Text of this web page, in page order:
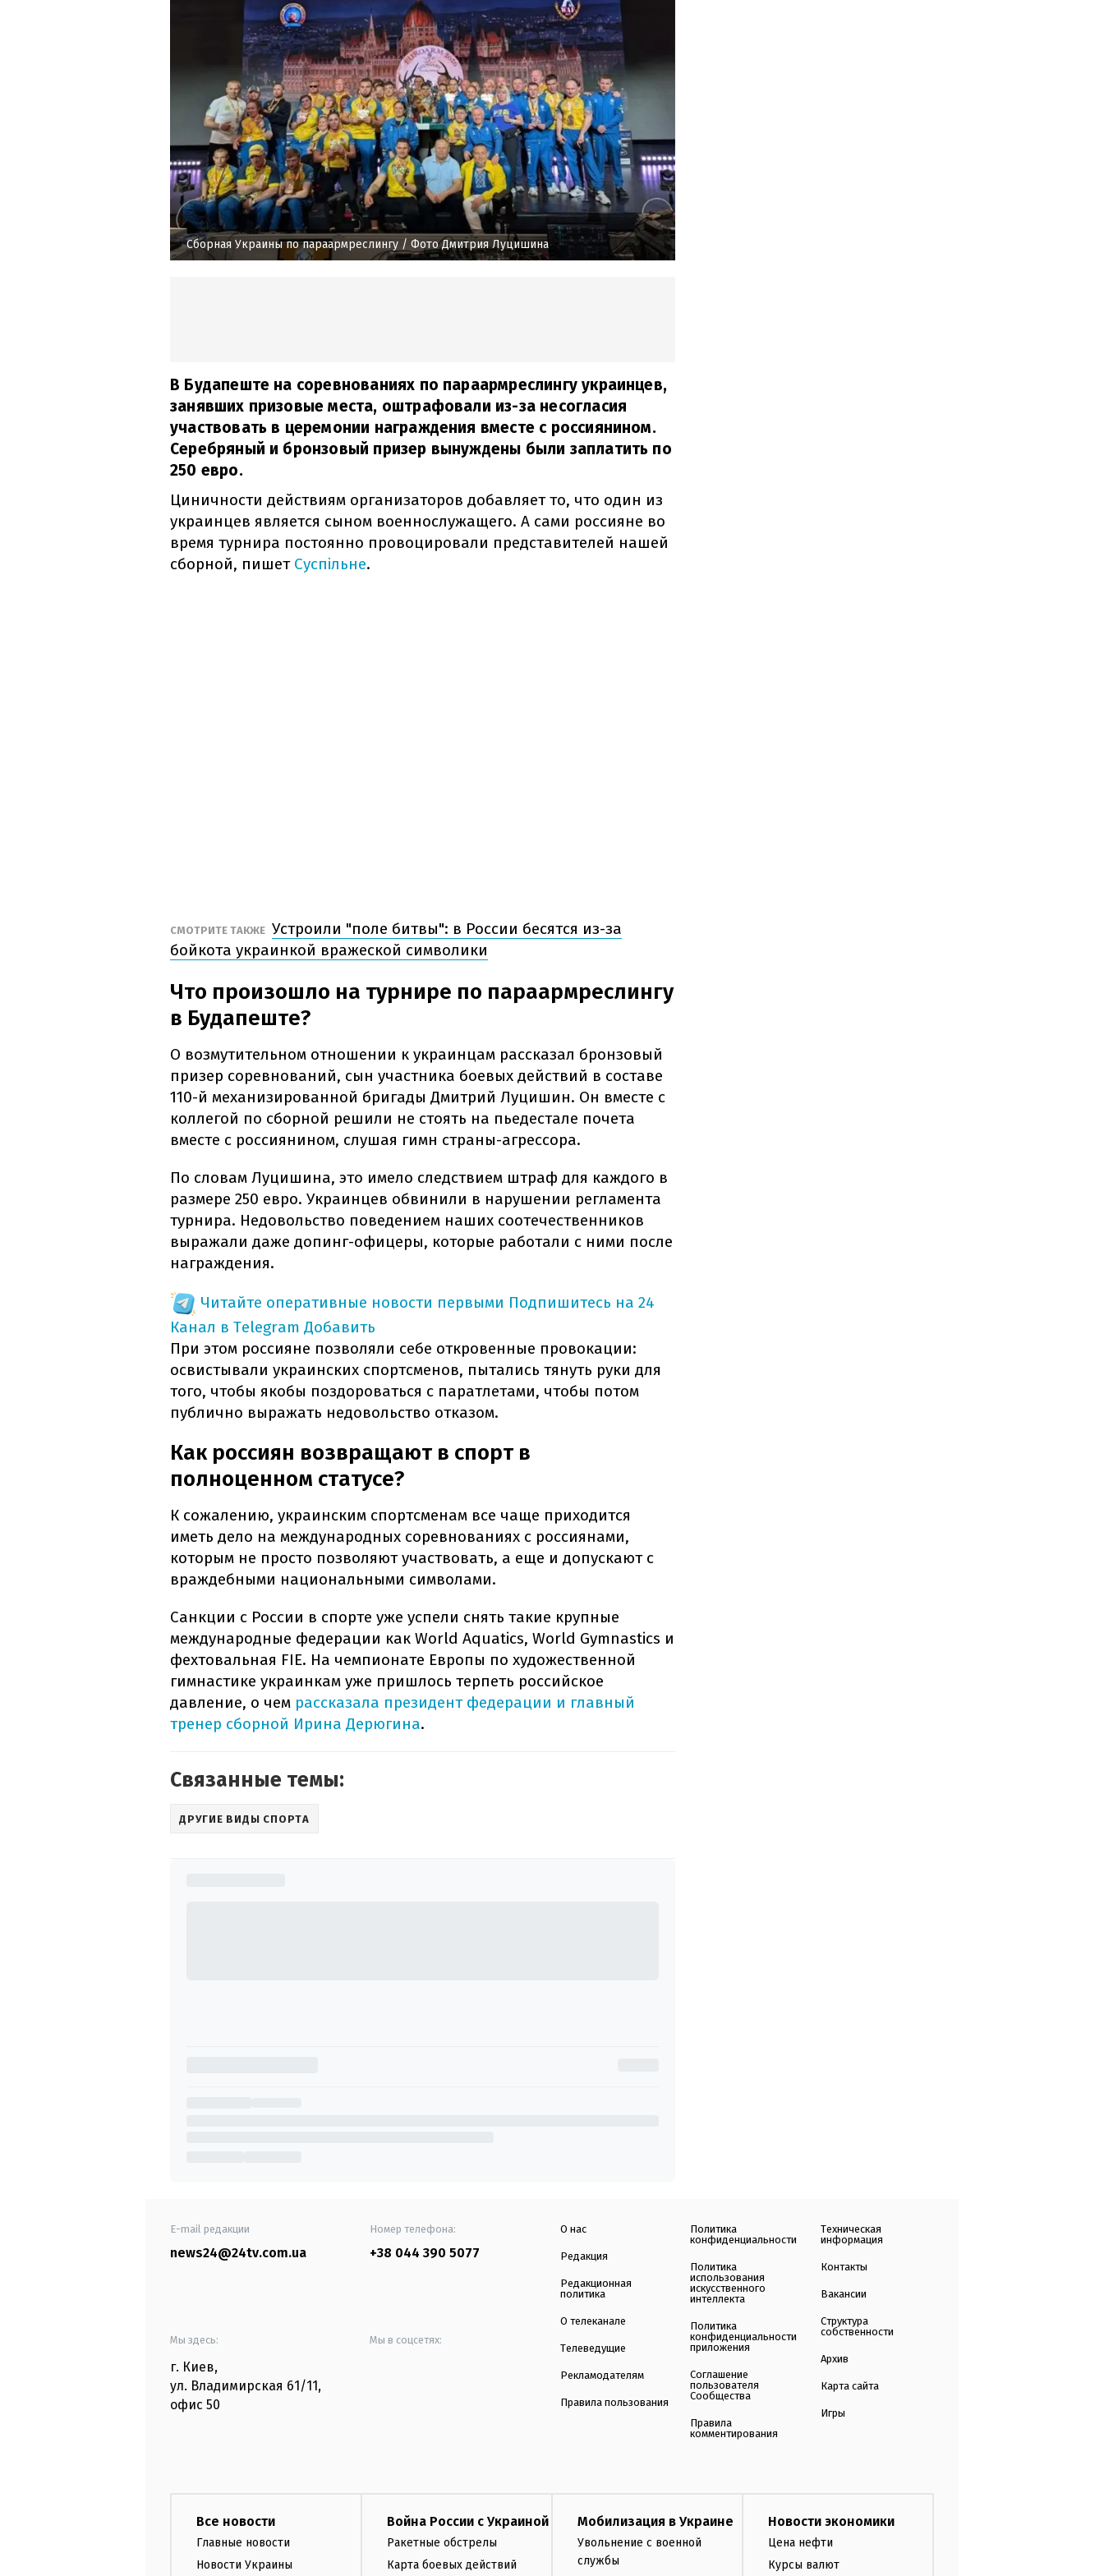
Сборная Украины по параармреслингу / Фото Дмитрия Луцишина
В Будапеште на соревнованиях по параармреслингу украинцев,
занявших призовые места, оштрафовали из-за несогласия
участвовать в церемонии награждения вместе с россиянином.
Серебряный и бронзовый призер вынуждены были заплатить по
250 евро.
Циничности действиям организаторов добавляет то, что один из
украинцев является сыном военнослужащего. А сами россияне во
время турнира постоянно провоцировали представителей нашей
сборной, пишет Суспільне.
СМОТРИТЕ ТАКЖЕ Устроили "поле битвы": в России бесятся из-за
бойкота украинкой вражеской символики
Что произошло на турнире по параармреслингу
в Будапеште?
О возмутительном отношении к украинцам рассказал бронзовый
призер соревнований, сын участника боевых действий в составе
110-й механизированной бригады Дмитрий Луцишин. Он вместе с
коллегой по сборной решили не стоять на пьедестале почета
вместе с россиянином, слушая гимн страны-агрессора.
По словам Луцишина, это имело следствием штраф для каждого в
размере 250 евро. Украинцев обвинили в нарушении регламента
турнира. Недовольство поведением наших соотечественников
выражали даже допинг-офицеры, которые работали с ними после
награждения.
Читайте оперативные новости первыми Подпишитесь на 24
Канал в Telegram Добавить
При этом россияне позволяли себе откровенные провокации:
освистывали украинских спортсменов, пытались тянуть руки для
того, чтобы якобы поздороваться с паратлетами, чтобы потом
публично выражать недовольство отказом.
Как россиян возвращают в спорт в
полноценном статусе?
К сожалению, украинским спортсменам все чаще приходится
иметь дело на международных соревнованиях с россиянами,
которым не просто позволяют участвовать, а еще и допускают с
враждебными национальными символами.
Санкции с России в спорте уже успели снять такие крупные
международные федерации как World Aquatics, World Gymnastics и
фехтовальная FIE. На чемпионате Европы по художественной
гимнастике украинкам уже пришлось терпеть российское
давление, о чем рассказала президент федерации и главный
тренер сборной Ирина Дерюгина.
Связанные темы:
ДРУГИЕ ВИДЫ СПОРТА
E-mail редакции
news24@24tv.com.ua
Номер телефона:
+38 044 390 5077
Мы здесь:
г. Киев,
ул. Владимирская 61/11,
офис 50
Мы в соцсетях:
О нас
Редакция
Редакционная
политика
О телеканале
Телеведущие
Рекламодателям
Правила пользования
Политика
конфиденциальности
Политика
использования
искусственного
интеллекта
Политика
конфиденциальности
приложения
Соглашение
пользователя
Сообщества
Правила
комментирования
Техническая
информация
Контакты
Вакансии
Структура
собственности
Архив
Карта сайта
Игры
Все новости
Главные новости
Новости Украины
Война России с Украиной
Ракетные обстрелы
Карта боевых действий
Мобилизация в Украине
Увольнение с военной
службы
Новости экономики
Цена нефти
Курсы валют